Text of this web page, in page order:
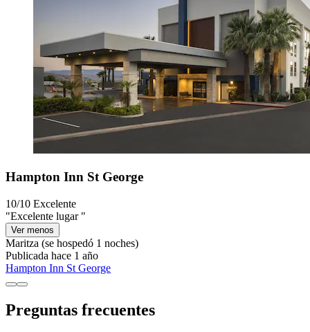
Hampton Inn St George
10/10 Excelente
"Excelente lugar "
Ver menos
Maritza (se hospedó 1 noches)
Publicada hace 1 año
Hampton Inn St George
Preguntas frecuentes